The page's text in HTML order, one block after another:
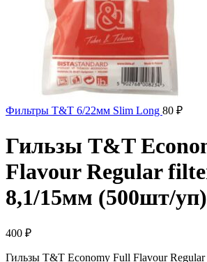
Фильтры T&T 6/22мм Slim Long 80 ₽
Гильзы T&T
Flavour Regular
8,1/15мм (500шт/уп)
400 ₽
Гильзы T&T Economy Full Flavour